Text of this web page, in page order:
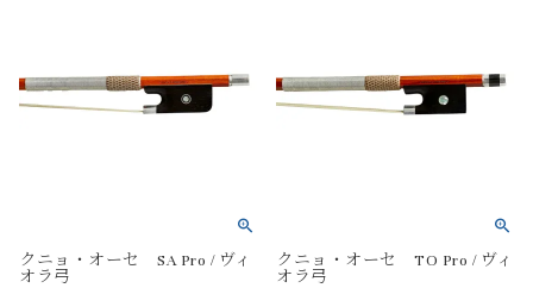
クニョ・オーセ SA Pro / ヴィ
オラ弓
クニョ・オーセ TO Pro / ヴィ
オラ弓